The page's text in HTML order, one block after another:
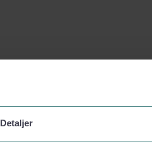
Detaljer